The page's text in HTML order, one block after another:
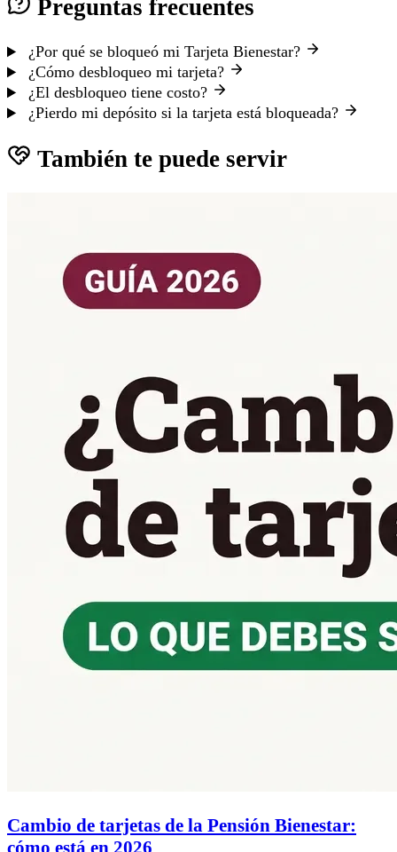
Preguntas frecuentes
¿Por qué se bloqueó mi Tarjeta Bienestar?
¿Cómo desbloqueo mi tarjeta?
¿El desbloqueo tiene costo?
¿Pierdo mi depósito si la tarjeta está bloqueada?
También te puede servir
Cambio de tarjetas de la Pensión Bienestar: